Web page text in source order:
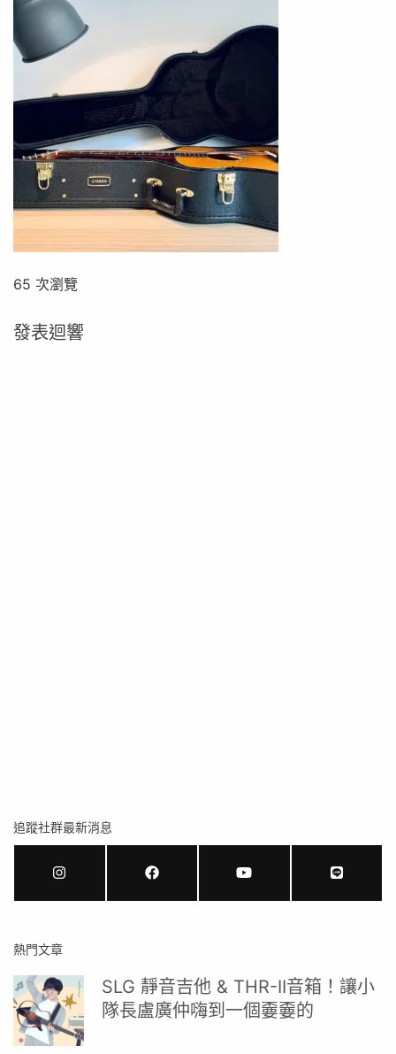
65 次瀏覽
發表迴響
追蹤社群最新消息
熱門文章
SLG 靜音吉他 & THR-II音箱！讓小
隊長盧廣仲嗨到一個嫑嫑的